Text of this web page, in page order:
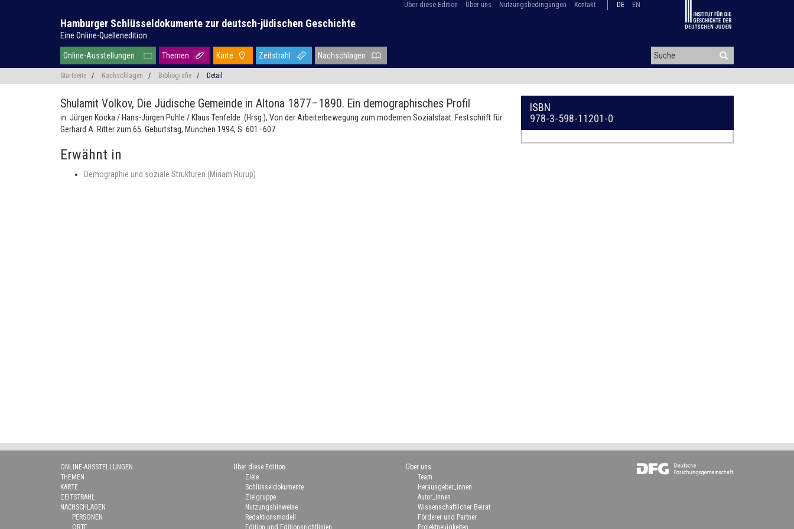
Über diese Edition Über uns Nutzungsbedingungen Kontakt DE EN
Hamburger Schlüsseldokumente zur deutsch-jüdischen Geschichte
Eine Online-Quellenedition
Online-Ausstellungen Themen Karte Zeitstrahl Nachschlagen
Startseite / Nachschlagen / Bibliografie / Detail
Shulamit Volkov, Die Jüdische Gemeinde in Altona 1877–1890. Ein demographisches Profil
in: Jürgen Kocka / Hans-Jürgen Puhle / Klaus Tenfelde (Hrsg.), Von der Arbeiterbewegung zum modernen Sozialstaat. Festschrift für
Gerhard A. Ritter zum 65. Geburtstag, München 1994, S. 601–607.
Erwähnt in
Demographie und soziale Strukturen (Miriam Rürup)
ISBN
978-3-598-11201-0
ONLINE-AUSSTELLUNGEN
THEMEN
KARTE
ZEITSTRAHL
NACHSCHLAGEN
PERSONEN
ORTE
Über diese Edition
Ziele
Schlüsseldokumente
Zielgruppe
Nutzungshinweise
Redaktionsmodell
Edition und Editionsrichtlinien
Über uns
Team
Herausgeber_innen
Autor_innen
Wissenschaftlicher Beirat
Förderer und Partner
Projektneuigkeiten